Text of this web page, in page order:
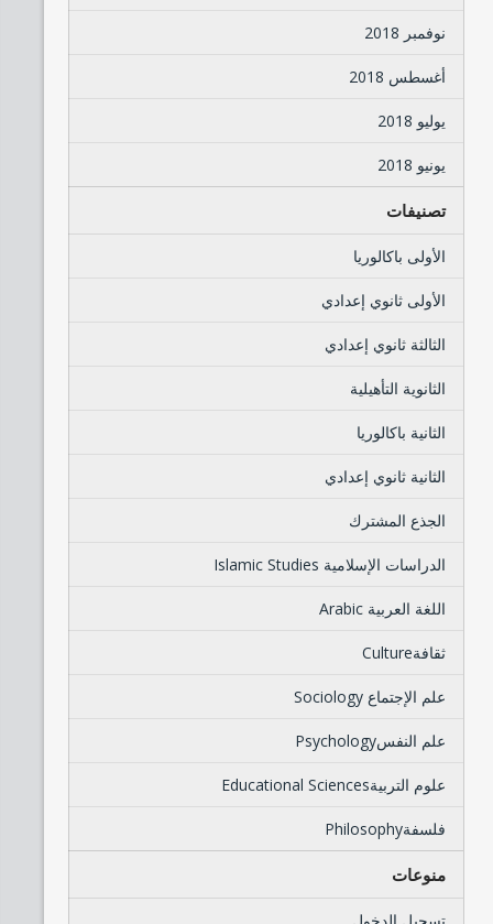
نوفمبر 2018
أغسطس 2018
يوليو 2018
يونيو 2018
تصنيفات
الأولى باكالوريا
الأولى ثانوي إعدادي
الثالثة ثانوي إعدادي
الثانوية التأهيلية
الثانية باكالوريا
الثانية ثانوي إعدادي
الجذع المشترك
الدراسات الإسلامية Islamic Studies
اللغة العربية Arabic
ثقافةCulture
علم الإجتماع Sociology
علم النفسPsychology
علوم التربيةEducational Sciences
فلسفةPhilosophy
منوعات